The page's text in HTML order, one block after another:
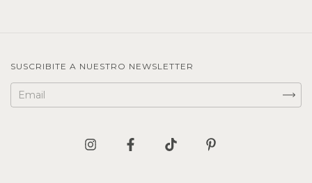
SUSCRIBITE A NUESTRO NEWSLETTER